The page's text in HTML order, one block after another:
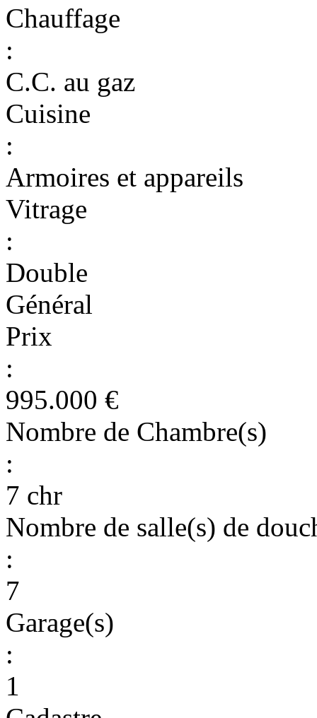
Chauffage
:
C.C. au gaz
Cuisine
:
Armoires et appareils
Vitrage
:
Double
Général
Prix
:
995.000 €
Nombre de Chambre(s)
:
7 chr
Nombre de salle(s) de
:
7
Garage(s)
:
1